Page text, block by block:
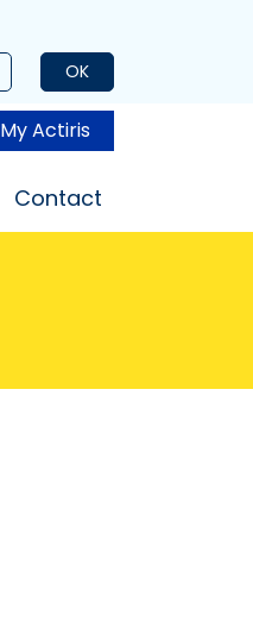
OK
My Actiris
Contact